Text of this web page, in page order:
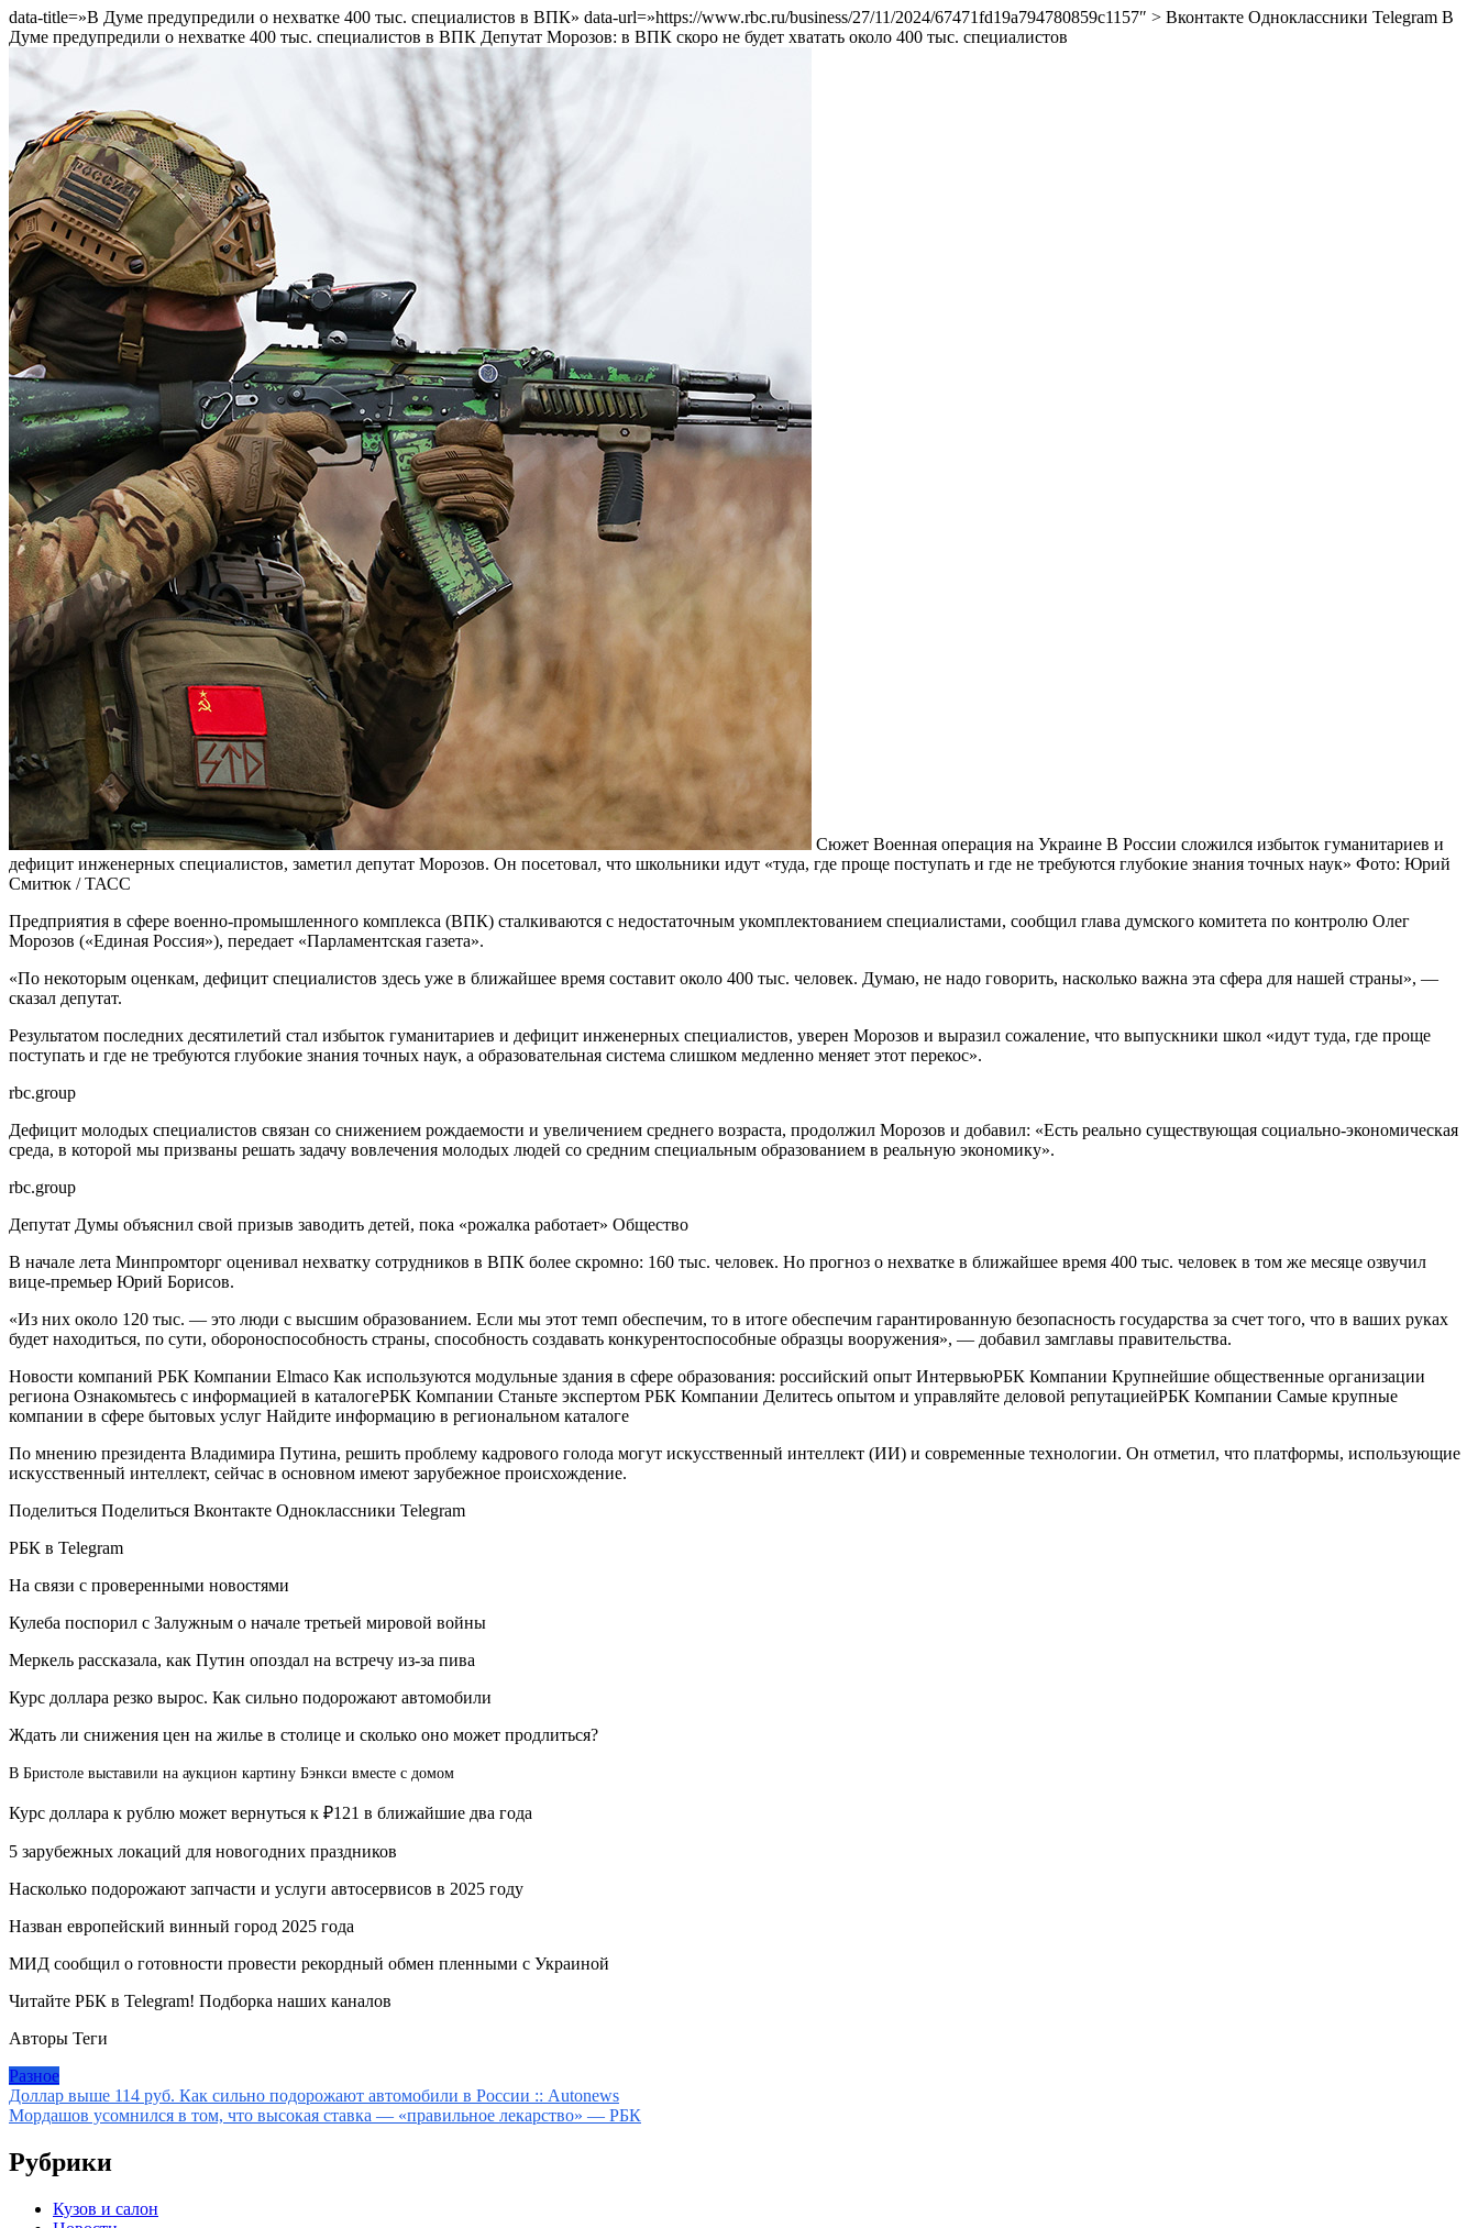
data-title=»В Думе предупредили о нехватке 400 тыс. специалистов в ВПК» data-url=»https://www.rbc.ru/business/27/11/2024/67471fd19a794780859c1157″ > Вконтакте Одноклассники Telegram В
Думе предупредили о нехватке 400 тыс. специалистов в ВПК Депутат Морозов: в ВПК скоро не будет хватать около 400 тыс. специалистов
Сюжет Военная операция на Украине В России сложился избыток гуманитариев и
дефицит инженерных специалистов, заметил депутат Морозов. Он посетовал, что школьники идут «туда, где проще поступать и где не требуются глубокие знания точных наук» Фото: Юрий
Смитюк / ТАСС
Предприятия в сфере военно-промышленного комплекса (ВПК) сталкиваются с недостаточным укомплектованием специалистами, сообщил глава думского комитета по контролю Олег
Морозов («Единая Россия»), передает «Парламентская газета».
«По некоторым оценкам, дефицит специалистов здесь уже в ближайшее время составит около 400 тыс. человек. Думаю, не надо говорить, насколько важна эта сфера для нашей страны», —
сказал депутат.
Результатом последних десятилетий стал избыток гуманитариев и дефицит инженерных специалистов, уверен Морозов и выразил сожаление, что выпускники школ «идут туда, где проще
поступать и где не требуются глубокие знания точных наук, а образовательная система слишком медленно меняет этот перекос».
rbc.group
Дефицит молодых специалистов связан со снижением рождаемости и увеличением среднего возраста, продолжил Морозов и добавил: «Есть реально существующая социально-экономическая
среда, в которой мы призваны решать задачу вовлечения молодых людей со средним специальным образованием в реальную экономику».
rbc.group
Депутат Думы объяснил свой призыв заводить детей, пока «рожалка работает» Общество
В начале лета Минпромторг оценивал нехватку сотрудников в ВПК более скромно: 160 тыс. человек. Но прогноз о нехватке в ближайшее время 400 тыс. человек в том же месяце озвучил
вице-премьер Юрий Борисов.
«Из них около 120 тыс. — это люди с высшим образованием. Если мы этот темп обеспечим, то в итоге обеспечим гарантированную безопасность государства за счет того, что в ваших руках
будет находиться, по сути, обороноспособность страны, способность создавать конкурентоспособные образцы вооружения», — добавил замглавы правительства.
Новости компаний РБК Компании Elmaco Как используются модульные здания в сфере образования: российский опыт ИнтервьюРБК Компании Крупнейшие общественные организации
региона Ознакомьтесь с информацией в каталогеРБК Компании Станьте экспертом РБК Компании Делитесь опытом и управляйте деловой репутациейРБК Компании Самые крупные
компании в сфере бытовых услуг Найдите информацию в региональном каталоге
По мнению президента Владимира Путина, решить проблему кадрового голода могут искусственный интеллект (ИИ) и современные технологии. Он отметил, что платформы, использующие
искусственный интеллект, сейчас в основном имеют зарубежное происхождение.
Поделиться Поделиться Вконтакте Одноклассники Telegram
РБК в Telegram
На связи с проверенными новостями
Кулеба поспорил с Залужным о начале третьей мировой войны
Меркель рассказала, как Путин опоздал на встречу из-за пива
Курс доллара резко вырос. Как сильно подорожают автомобили
Ждать ли снижения цен на жилье в столице и сколько оно может продлиться?
В Бристоле выставили на аукцион картину Бэнкси вместе с домом
Курс доллара к рублю может вернуться к ₽121 в ближайшие два года
5 зарубежных локаций для новогодних праздников
Насколько подорожают запчасти и услуги автосервисов в 2025 году
Назван европейский винный город 2025 года
МИД сообщил о готовности провести рекордный обмен пленными с Украиной
Читайте РБК в Telegram! Подборка наших каналов
Авторы Теги
Разное
Навигация
по
записям
Доллар выше 114 руб. Как сильно подорожают автомобили в России :: Autonews
Мордашов усомнился в том, что высокая ставка — «правильное лекарство» — РБК
Рубрики
Кузов и салон